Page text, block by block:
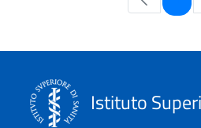
Istituto